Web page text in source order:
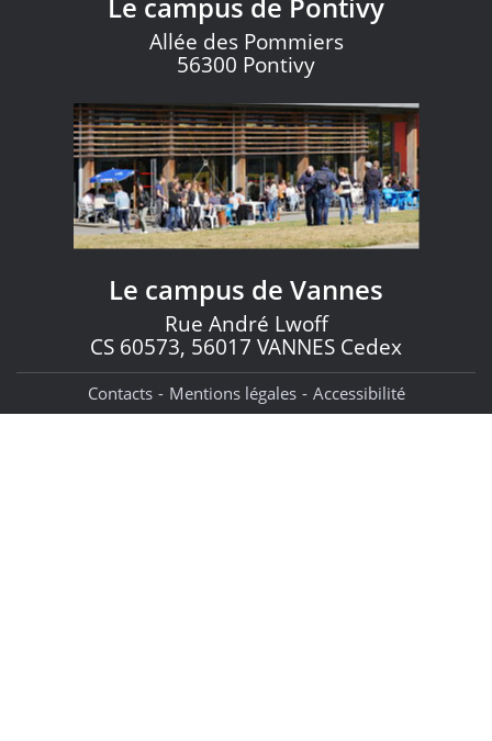
Allée des Pommiers
56300 Pontivy
Le campus de Vannes
Rue André Lwoff
CS 60573, 56017 VANNES Cedex
Contacts Mentions légales Accessibilité